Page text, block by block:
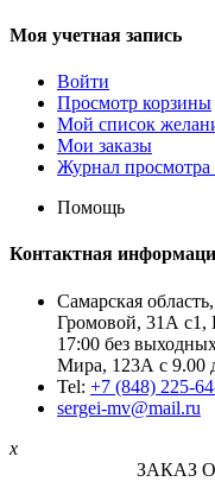
Моя учетная запись
Войти
Просмотр корзины
Мой список
Мои заказы
Журнал просмотра
Помощь
Контактная
Самарская
Громовой, 31А
17:00 без
Мира, 123А с 9.00
Tel: +7 (848) 225-
sergei-mv@mail.ru
x
ЗАКАЗ